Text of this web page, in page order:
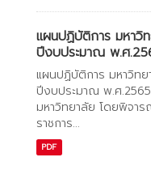
แผนปฏิบัติการ มหาวิ
ปีงบประมาณ พ.ศ
แผนปฏิบัติการ มหาวิทย
ปีงบประมาณ พ.ศ
มหาวิทยาลัย โดยพิจา
ราชการ...
PDF